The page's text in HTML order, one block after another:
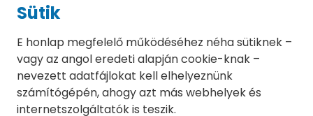
Sütik
E honlap megfelelő működéséhez néha sütiknek –
vagy az angol eredeti alapján cookie-knak –
nevezett adatfájlokat kell elhelyeznünk
számítógépén, ahogy azt más webhelyek és
internetszolgáltatók is teszik.